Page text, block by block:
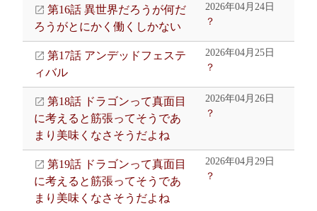
第16話 異世界だろうが何だ
ろうがとにかく働くしかない
2026年04月24日
？
第17話 アンデッドフェステ
ィバル
2026年04月25日
？
第18話 ドラゴンって真面目
に考えると筋張ってそうであ
まり美味くなさそうだよね
2026年04月26日
？
第19話 ドラゴンって真面目
に考えると筋張ってそうであ
まり美味くなさそうだよね
2026年04月29日
？